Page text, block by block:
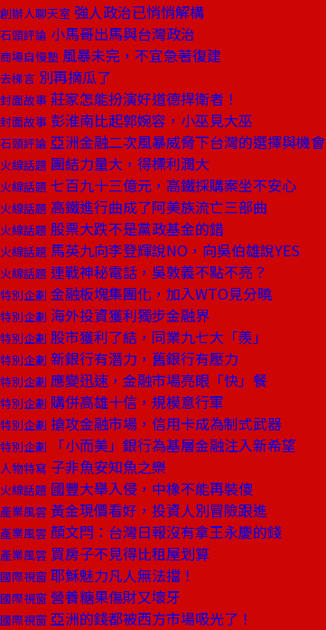
創辦人聊天室 強人政治已悄悄解構
石頭評論 小馬哥出馬與台灣政治
商場自慢塾 風暴未完，不宜急著復建
去梯言 別再摘瓜了
封面故事 莊家怎能扮演好道德捍衛者！
封面故事 彭淮南比起郭婉容，小巫見大巫
石頭評論 亞洲金融二次風暴威脅下台灣的選擇與機會
火線話題 團結力量大，得標利潤大
火線話題 七百九十三億元，高鐵採購案坐不安心
火線話題 高鐵進行曲成了阿美族流亡三部曲
火線話題 股票大跌不是黨政基金的錯
火線話題 馬英九向李登輝說NO，向吳伯雄說YES
火線話題 連戰神秘電話，吳敦義不點不亮？
特別企劃 金融板塊集團化，加入WTO見分曉
特別企劃 海外投資獲利獨步金融界
特別企劃 股市獲利了結，同業九七大「羨」
特別企劃 新銀行有潛力，舊銀行有壓力
特別企劃 應變迅速，金融市場亮眼「快」餐
特別企劃 購併高雄十信，規模意行軍
特別企劃 搶攻金融市場，信用卡成為制式武器
特別企劃 「小而美」銀行為基層金融注入新希望
人物特寫 子非魚安知魚之樂
火線話題 國豐大舉入侵，中橡不能再裝傻
產業風雲 黃金現價看好，投資人別冒險跟進
產業風雲 顏文閂：台灣日報沒有拿王永慶的錢
產業風雲 買房子不見得比租屋划算
國際視窗 耶穌魅力凡人無法擋！
國際視窗 營養糖果傷財又壞牙
國際視窗 亞洲的錢都被西方市場吸光了！